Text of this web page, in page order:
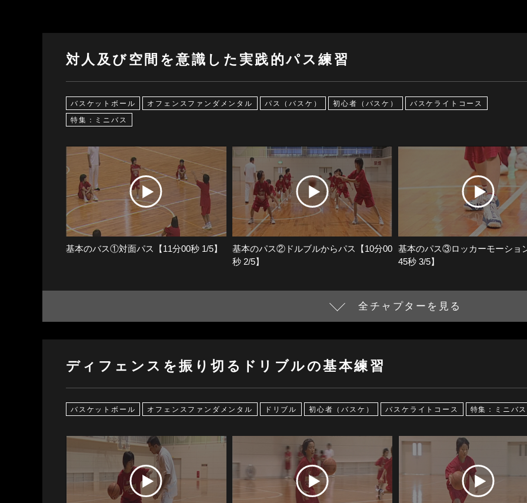
対人及び空間を意識した実践的パス練習
バスケットボール オフェンスファンダメンタル パス（バスケ） 初心者（バスケ）
バスケライトコース
特集：ミニバス
基本のバス①対面パス【11分00秒 1/5】
基本のパス②ドルブルからパス【10分00
秒 2/5】
基本のパス③ロッカーモーショ
45秒 3/5】
全チャプターを見る
ディフェンスを振り切るドリブルの基本練習
バスケットボール オフェンスファンダメンタル ドリブル 初心者（バスケ） バスケライトコース 特集：ミニバス